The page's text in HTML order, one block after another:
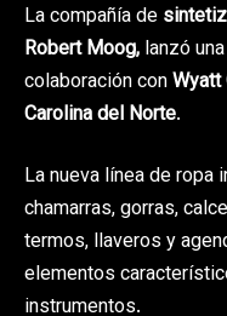
La compañía de
Robert Moog, lanzó
colaboración conWyatt
Carolina del Norte.
La nueva línea de ropa
chamarras, gorras,
termos, llaveros y
elementos
instrumentos.